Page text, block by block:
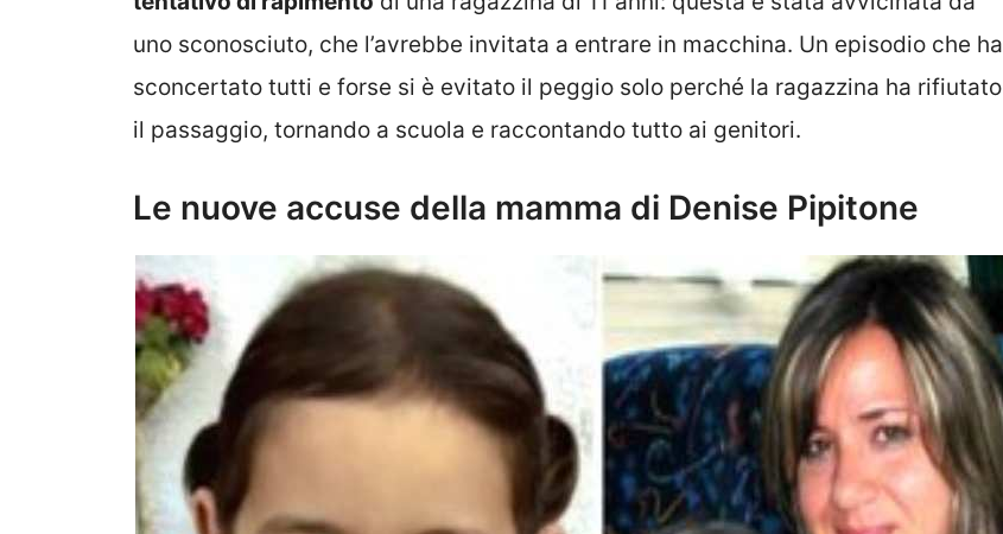
uno sconosciuto, che l’avrebbe invitata a entrare in macchina. Un episodio che ha
sconcertato tutti e forse si è evitato il peggio solo perché la ragazzina ha rifiutato
il passaggio, tornando a scuola e raccontando tutto ai genitori.
Le nuove accuse della mamma di Denise Pipitone